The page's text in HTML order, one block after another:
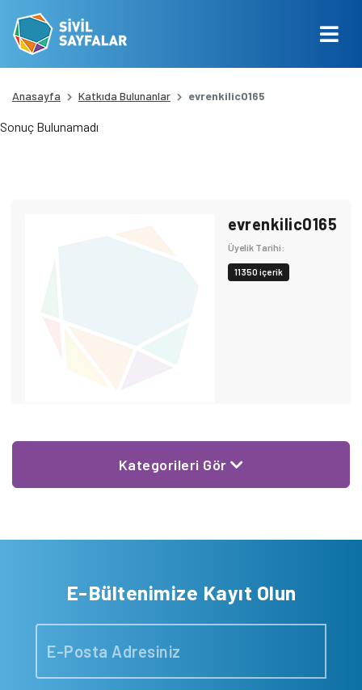
Anasayfa Katkıda Bulunanlar evrenkilic0165
Sonuç Bulunamadı
evrenkilic0165
Üyelik Tarihi:
11350 içerik
Kategorileri Gör
E-Bültenimize Kayıt Olun